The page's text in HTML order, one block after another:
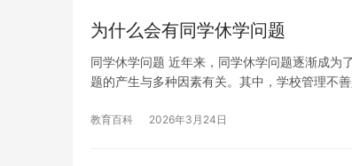
为什么会有同学休学问题
同学休学问题 近年来，同学休学问题逐渐成为
题的产生与多种因素有关。其中，学校管理不
教育百科 2026年3月24日